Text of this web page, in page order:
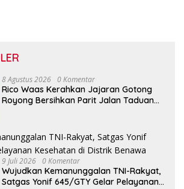
8 Agustus 2026 0 Komentar
Rico Waas Kerahkan Jajaran Gotong
Royong Bersihkan Parit Jalan Taduan
9 Juli 2026 0 Komentar
Wujudkan Kemanunggalan TNI-Rakyat,
Satgas Yonif 645/GTY Gelar Pelayanan